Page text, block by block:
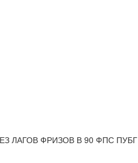
ЛАГОВ ФРИЗОВ В 90 ФПС ПУБГ